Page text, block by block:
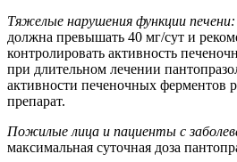
Тяжелые нарушения функции печени:
должна превышать 40 мг/сут и
контролировать активность
при длительном лечении
активности печеночных ферментов
препарат.
Пожилые лица и пациенты с
максимальная суточная доза